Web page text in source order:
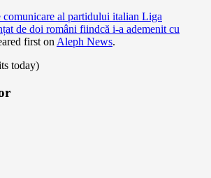
comunicare al partidului italian Liga
de doi români fiindcă i-a ademenit cu
first onAleph News.
today)